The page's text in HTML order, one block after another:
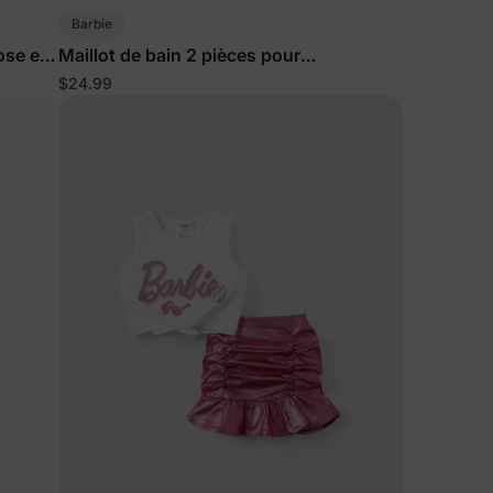
et
Barbie
Maillot de bain 2 pièces pour
fillettes/enfants, protection UPF, rose vif
$24.99
et